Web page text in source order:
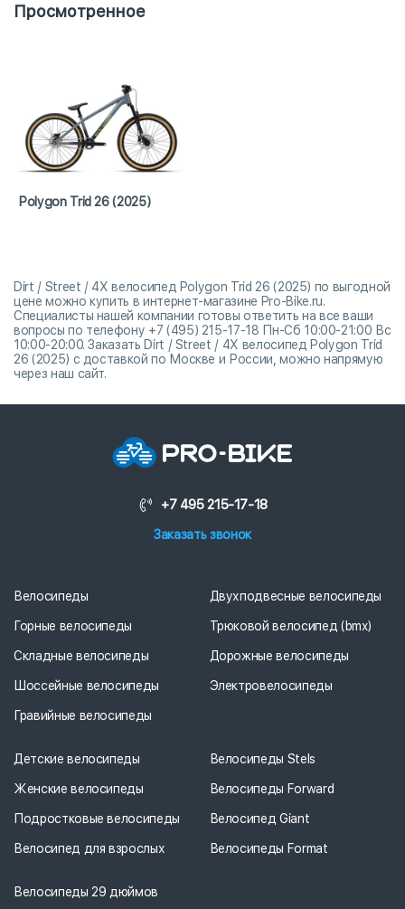
Просмотренное
Polygon Trid 26 (2025)
Dirt / Street / 4X велосипед Polygon Trid 26 (2025) по выгодной
цене можно купить в интернет-магазине Pro-Bike.ru.
Специалисты нашей компании готовы ответить на все ваши
вопросы по телефону +7 (495) 215-17-18 Пн-Сб 10:00-21:00 Вс
10:00-20:00. Заказать Dirt / Street / 4X велосипед Polygon Trid
26 (2025) с доставкой по Москве и России, можно напрямую
через наш сайт.
+7 495 215-17-18
Заказать звонок
Велосипеды
Горные велосипеды
Складные велосипеды
Шоссейные велосипеды
Гравийные велосипеды
Двухподвесные велосипеды
Трюковой велосипед (bmx)
Дорожные велосипеды
Электровелосипеды
Детские велосипеды
Женские велосипеды
Подростковые велосипеды
Велосипед для взрослых
Велосипеды Stels
Велосипеды Forward
Велосипед Giant
Велосипеды Format
Велосипеды 29 дюймов